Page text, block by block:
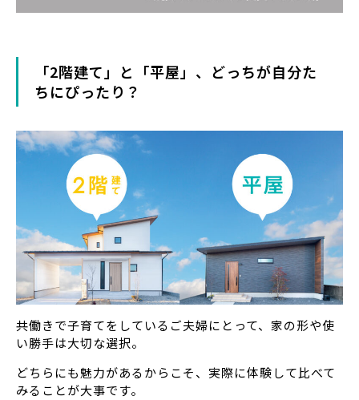
「2階建て」と「平屋」、どっちが自分た
ちにぴったり？
共働きで子育てをしているご夫婦にとって、家の形や使
い勝手は大切な選択。
どちらにも魅力があるからこそ、実際に体験して比べて
みることが大事です。